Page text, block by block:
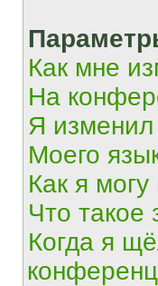
Как мне
На
Я изменил
Моего
Как я
Что такое
Когда я